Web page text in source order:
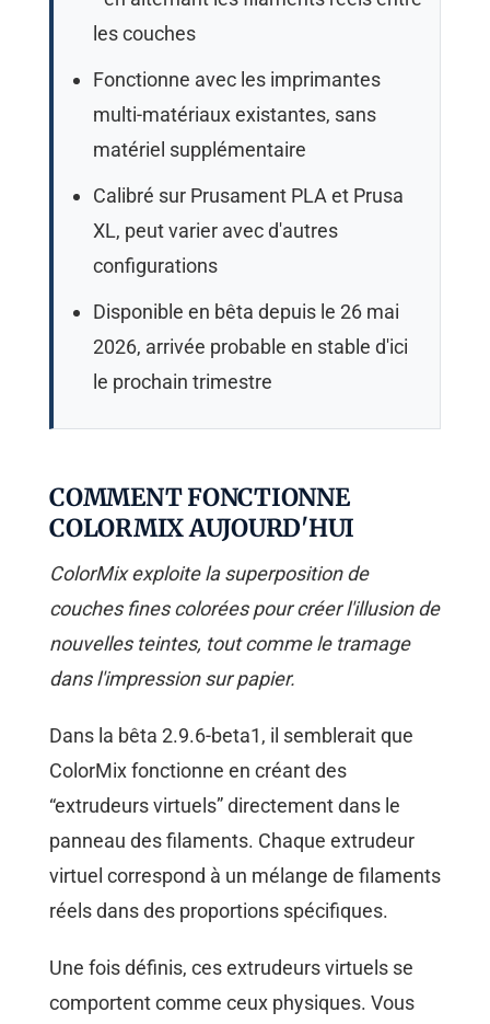
les couches
Fonctionne avec les imprimantes
multi-matériaux existantes, sans
matériel supplémentaire
Calibré sur Prusament PLA et Prusa
XL, peut varier avec d'autres
configurations
Disponible en bêta depuis le 26 mai
2026, arrivée probable en stable d'ici
le prochain trimestre
COMMENT FONCTIONNE
COLORMIX AUJOURD'HUI
ColorMix exploite la superposition de
couches fines colorées pour créer l'illusion de
nouvelles teintes, tout comme le tramage
dans l'impression sur papier.
Dans la bêta 2.9.6-beta1, il semblerait que
ColorMix fonctionne en créant des
“extrudeurs virtuels” directement dans le
panneau des filaments. Chaque extrudeur
virtuel correspond à un mélange de filaments
réels dans des proportions spécifiques.
Une fois définis, ces extrudeurs virtuels se
comportent comme ceux physiques. Vous